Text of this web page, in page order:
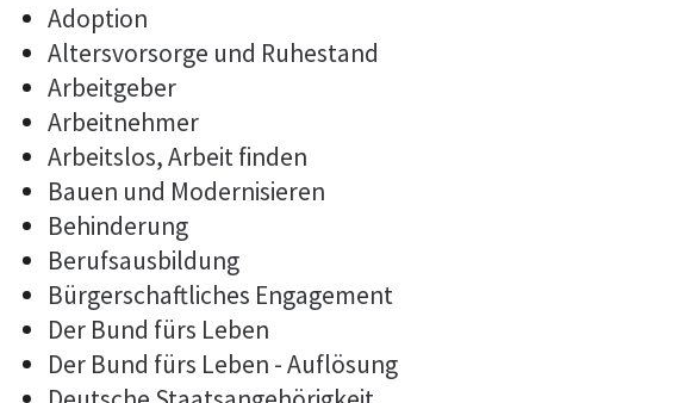
Adoption
Altersvorsorge und Ruhestand
Arbeitgeber
Arbeitnehmer
Arbeitslos, Arbeit finden
Bauen und Modernisieren
Behinderung
Berufsausbildung
Bürgerschaftliches Engagement
Der Bund fürs Leben
Der Bund fürs Leben - Auflösung